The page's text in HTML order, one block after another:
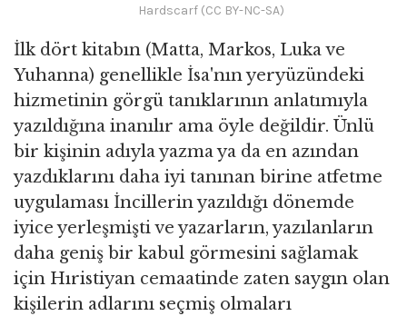
Hardscarf (CC BY-NC-SA)
İlk dört kitabın (Matta, Markos, Luka ve
Yuhanna) genellikle İsa'nın yeryüzündeki
hizmetinin görgü tanıklarının anlatımıyla
yazıldığına inanılır ama öyle değildir. Ünlü
bir kişinin adıyla yazma ya da en azından
yazdıklarını daha iyi tanınan birine atfetme
uygulaması İncillerin yazıldığı dönemde
iyice yerleşmişti ve yazarların, yazılanların
daha geniş bir kabul görmesini sağlamak
için Hıristiyan cemaatinde zaten saygın olan
kişilerin adlarını seçmiş olmaları